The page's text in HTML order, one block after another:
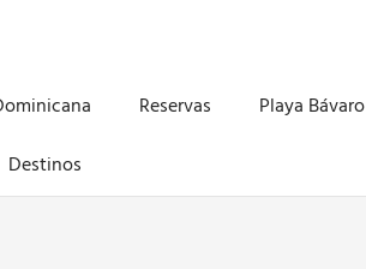
Reservas
Playa Bávaro
Destinos